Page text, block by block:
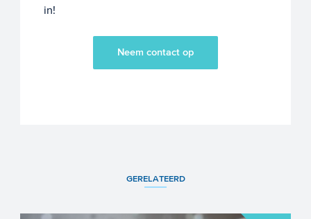
in!
Neem contact op
GERELATEERD